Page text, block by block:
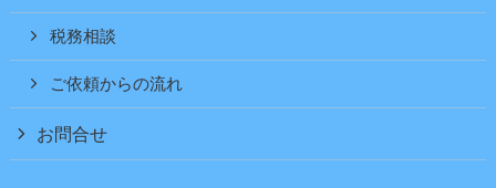
税務相談
ご依頼からの流れ
お問合せ